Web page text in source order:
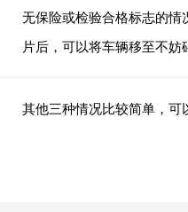
无保险或检验合格标志的情
片后，可以将车辆移至不妨
其他三种情况比较简单，可